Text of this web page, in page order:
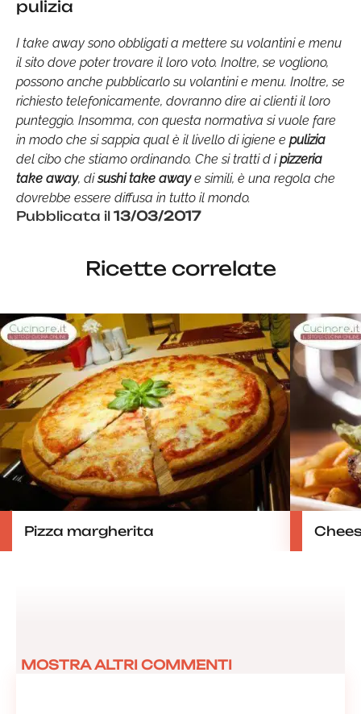
pulizia
I take away sono obbligati a mettere su volantini e menu
il sito dove poter trovare il loro voto. Inoltre, se vogliono,
possono anche pubblicarlo su volantini e menu. Inoltre, se
richiesto telefonicamente, dovranno dire ai clienti il loro
punteggio. Insomma, con questa normativa si vuole fare
in modo che si sappia qual è il livello di igiene e pulizia
del cibo che stiamo ordinando. Che si tratti d ipizzeria
take away, disushi take awaye simili, è una regola che
dovrebbe essere diffusa in tutto il mondo.
Pubblicata il 13/03/2017
Ricette correlate
Pizza margherita
MOSTRA ALTRI COMMENTI